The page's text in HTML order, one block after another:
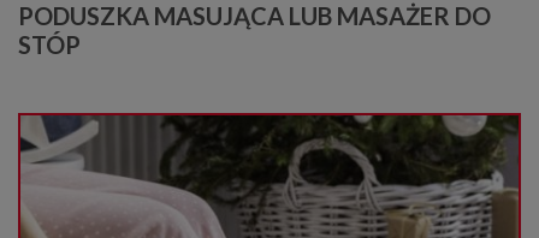
PODUSZKA MASUJĄCA LUB MASAŻER DO
STÓP